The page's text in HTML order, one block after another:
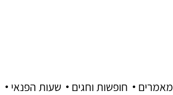
שעות הפנאי חופשות וחגים מאמרים